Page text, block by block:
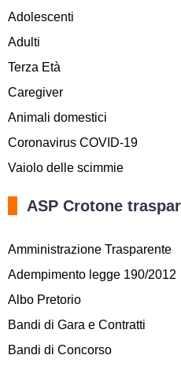
Adolescenti
Adulti
Terza Età
Caregiver
Animali domestici
Coronavirus COVID-19
Vaiolo delle scimmie
ASP Crotone
Amministrazione Trasparente
Adempimento legge 190/2012
Albo Pretorio
Bandi di Gara e Contratti
Bandi di Concorso